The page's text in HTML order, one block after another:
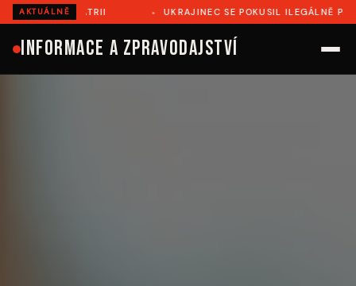
AKTUÁLNĚUKRAJINEC SE POKUSIL ILEGÁLNĚ PŘEJÍT DO
Informace a zpravodajství